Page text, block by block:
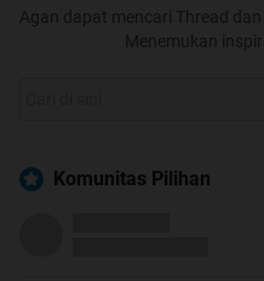
Agan dapat mencari Thread
Menemukan
Komunitas Pilihan